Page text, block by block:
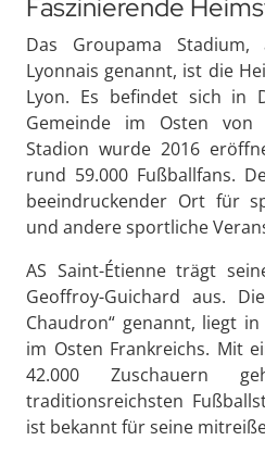
Das Groupama Stadium,
Lyonnais genannt, ist die
Lyon. Es befindet sich in
Gemeinde im Osten von
Stadion wurde 2016
rund 59.000 Fußballfans.
beeindruckender Ort für
und andere sportliche
AS Saint-Étienne trägt
Geoffroy-Guichard aus.
Chaudron“ genannt, liegt
im Osten Frankreichs. Mit
42.000 Zuschauern
traditionsreichsten
ist bekannt für seine